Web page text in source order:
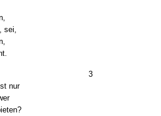
sei,
3
nur